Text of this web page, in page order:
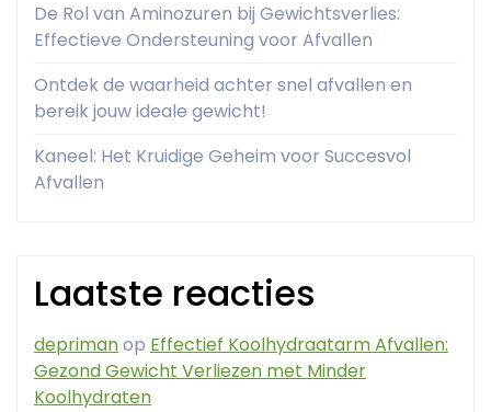
De Rol van Aminozuren bij Gewichtsverlies:
Effectieve Ondersteuning voor Afvallen
Ontdek de waarheid achter snel afvallen en
bereik jouw ideale gewicht!
Kaneel: Het Kruidige Geheim voor Succesvol
Afvallen
Laatste reacties
deprimanop Effectief Koolhydraatarm Afvallen:
Gezond Gewicht Verliezen met Minder
Koolhydraten